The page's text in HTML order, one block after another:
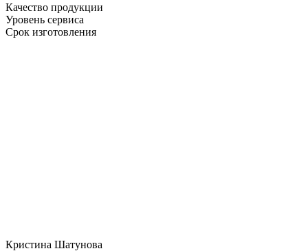
Качество продукции
Уровень сервиса
Срок изготовления
Кристина Шатунова